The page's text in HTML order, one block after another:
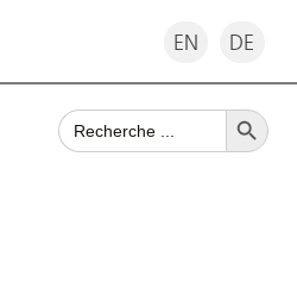
EN DE
Search
for:
Search Button